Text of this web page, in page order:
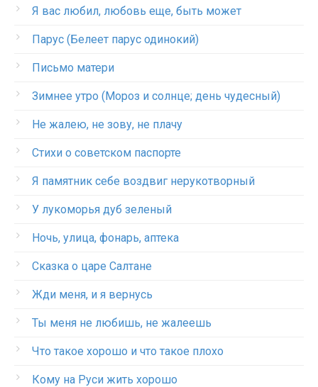
Я вас любил, любовь еще, быть может
Парус (Белеет парус одинокий)
Письмо матери
Зимнее утро (Мороз и солнце; день чудесный)
Не жалею, не зову, не плачу
Стихи о советском паспорте
Я памятник себе воздвиг нерукотворный
У лукоморья дуб зеленый
Ночь, улица, фонарь, аптека
Сказка о царе Салтане
Жди меня, и я вернусь
Ты меня не любишь, не жалеешь
Что такое хорошо и что такое плохо
Кому на Руси жить хорошо